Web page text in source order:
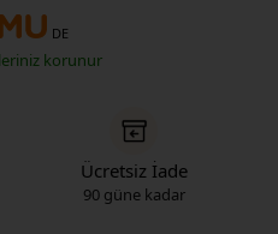
DE
korunur
Ücretsiz İade
90 güne kadar